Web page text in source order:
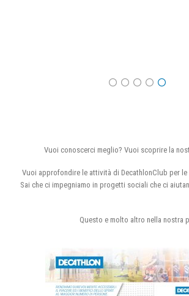
Vuoi conoscerci meglio? Vuoi scoprire la
Vuoi approfondire le attività di DecathlonClub per
Sai che ci impegniamo in progetti sociali che ci
Questo e molto altro nella nostra